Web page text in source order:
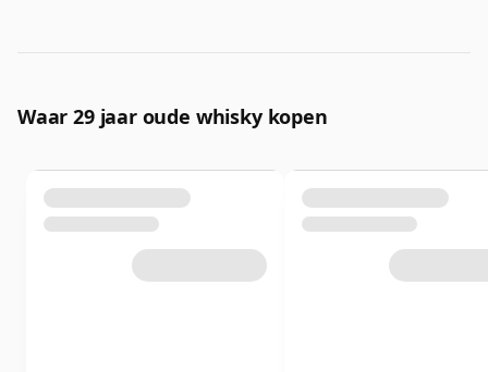
Waar 29 jaar oude whisky kopen